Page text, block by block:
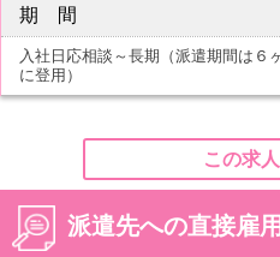
期 間
入社日応相談～長期（派遣期間は６
に登用）
この求
派遣先への直接雇